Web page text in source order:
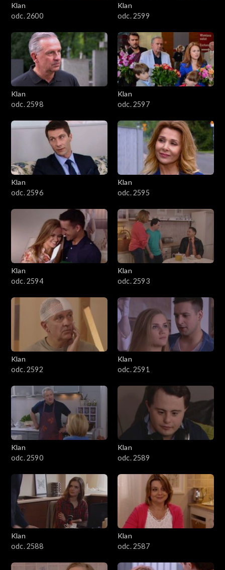
4401–4500
4301–4400
4201–4300
4101–4200
3901–4000
3801–3900
3701–3800
3501–3600
3401–3500
3201–3300
3101–3200
3001–3100
2901–3000
2801–2900
2701–2800
2501–2600
2301–2400
2201–2300
Klan
odc. 2600
Klan
odc. 2599
Klan
odc. 2598
Klan
odc. 2597
Klan
odc. 2596
Klan
odc. 2595
Klan
odc. 2594
Klan
odc. 2593
Klan
odc. 2592
Klan
odc. 2591
Klan
odc. 2590
Klan
odc. 2589
Klan
odc. 2588
Klan
odc. 2587